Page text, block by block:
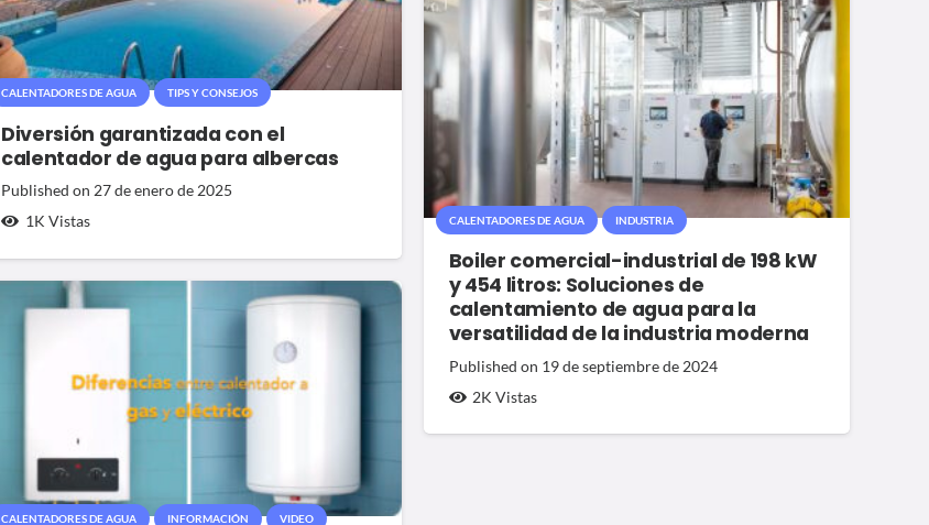
CALENTADORES DE AGUA TIPS Y CONSEJOS
Diversión garantizada con el
calentador de agua para albercas
Published on27 de enero de 2025
1K Vistas CALENTADORES DE AGUA INDUSTRIA
Boiler comercial-industrial de 198 kW
y 454 litros: Soluciones de
calentamiento de agua para la
versatilidad de la industria moderna
Published on 19 de septiembre de 2024
2K Vistas
CALENTADORES DE AGUA INFORMACIÓN VIDEO